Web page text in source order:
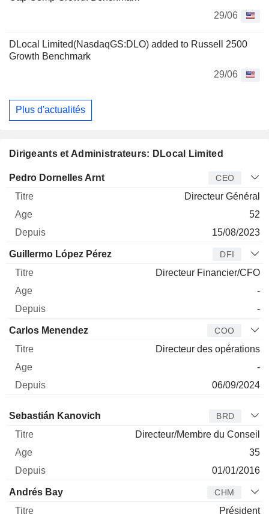
29/06
DLocal Limited(NasdaqGS:DLO) added to Russell 2500
Growth Benchmark
29/06
Plus d'actualités
Dirigeants et Administrateurs: DLocal Limited
Dirigeant Titre Age Depuis
Pedro Dornelles Arnt CEO
Directeur Général
52
15/08/2023
Guillermo López Pérez DFI
Directeur Financier/CFO
-
-
Carlos Menendez COO
Directeur des opérations
-
06/09/2024
Administrateur Titre
Sebastián Kanovich BRD
Directeur/Membre du Conseil
35
01/01/2016
Andrés Bay CHM
Président